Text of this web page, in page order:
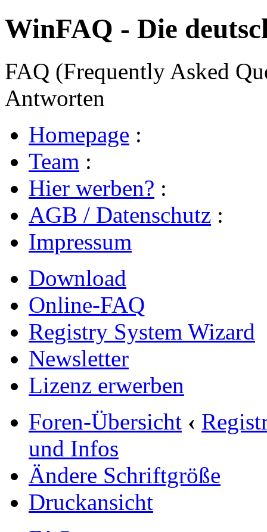
WinFAQ - Die
FAQ (Frequently Asked
Antworten
Homepage :
Team :
Hier werben? :
AGB / Datenschutz :
Impressum
Download
Online-FAQ
Registry System Wizard
Newsletter
Lizenz erwerben
Foren-Übersicht ‹
und Infos
Ändere Schriftgröße
Druckansicht